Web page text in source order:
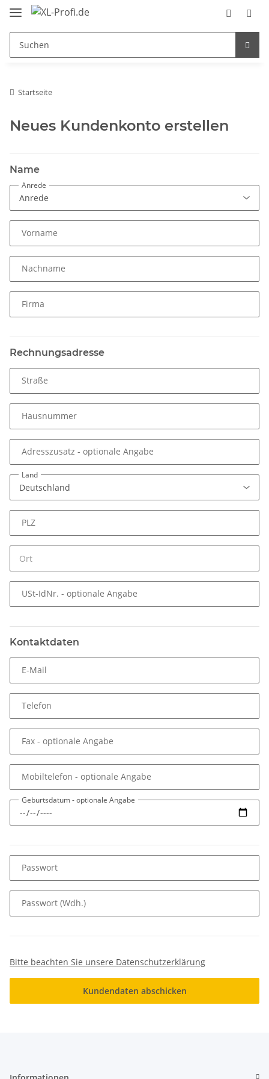
Startseite
Neues Kundenkonto erstellen
Name
Anrede
Vorname
Nachname
Firma
Rechnungsadresse
Straße
Hausnummer
Adresszusatz - optionale Angabe
Land
PLZ
USt-IdNr. - optionale Angabe
Kontaktdaten
E-Mail
Telefon
Fax - optionale Angabe
Mobiltelefon - optionale Angabe
Geburtsdatum- optionale Angabe
Passwort
Passwort (Wdh.)
Bitte beachten Sie unsere Datenschutzerklärung
Kundendaten abschicken